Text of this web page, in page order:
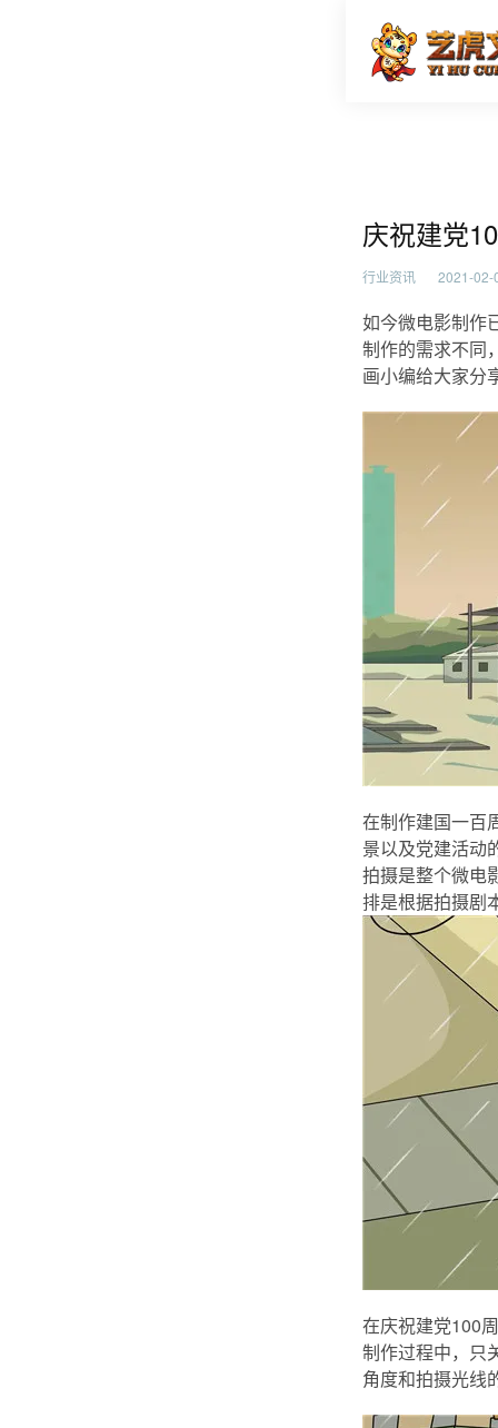
庆祝建
庆祝建党
行业资讯 2021-02-
如今微电影制作
制作的需求不同
画小编给大家分
在制作建国一百
景以及党建活动
拍摄是整个微电
排是根据拍摄剧
在庆祝建党100
制作过程中，只
角度和拍摄光线